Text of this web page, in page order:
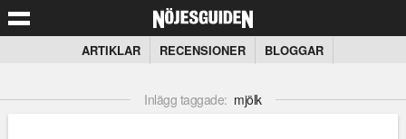
ARTIKLAR RECENSIONER BLOGGAR
Inlägg taggade: mjölk